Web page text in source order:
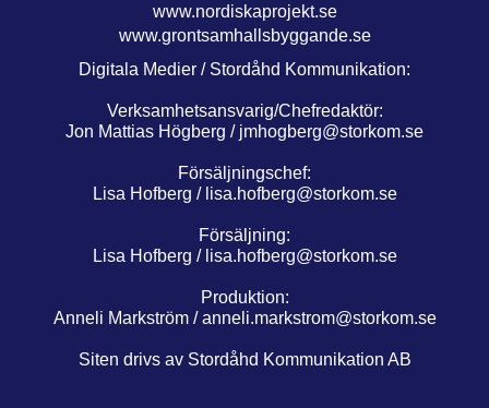
www.nordiskaprojekt.se
www.grontsamhallsbyggande.se
Digitala Medier / Stordåhd Kommunikation:
Verksamhetsansvarig/Chefredaktör:
Jon Mattias Högberg / jmhogberg@storkom.se
Försäljningschef:
Lisa Hofberg / lisa.hofberg@storkom.se
Försäljning:
Lisa Hofberg / lisa.hofberg@storkom.se
Produktion:
Anneli Markström /anneli.markstrom@storkom.se
Siten drivs av Stordåhd Kommunikation AB